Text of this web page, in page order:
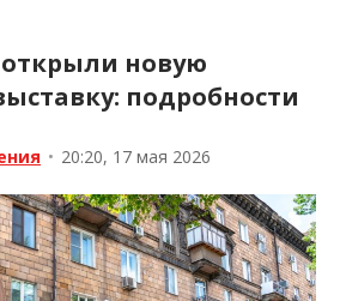
новую
подробности
• 20:20, 17 мая 2026